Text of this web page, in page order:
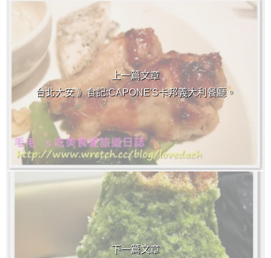
上 / 下一篇文章
上一篇文章
台北大安 》食記:CAPONE'S卡邦義大利餐廳。
下一篇文章